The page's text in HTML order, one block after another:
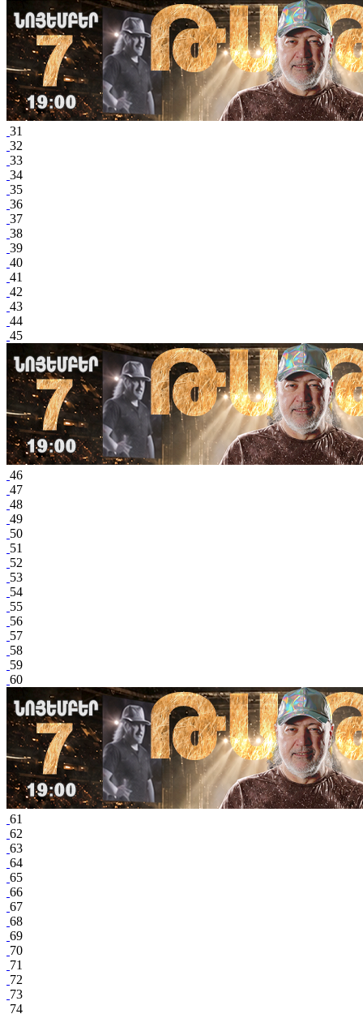
31
32
33
34
35
36
37
38
39
40
41
42
43
44
45
46
47
48
49
50
51
52
53
54
55
56
57
58
59
60
61
62
63
64
65
66
67
68
69
70
71
72
73
74